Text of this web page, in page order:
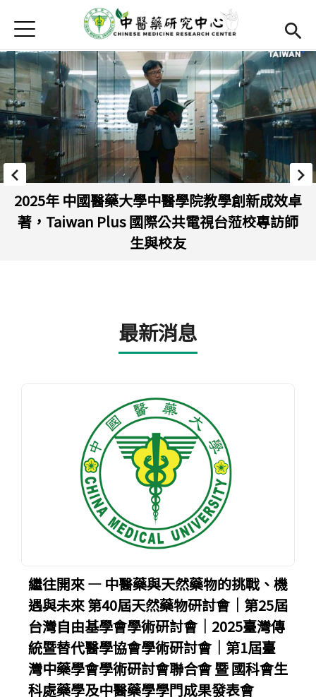
首頁
關於我們
組織架構
團隊成員
Open submenu (發展重點)
發展重點
推動目標
核心設施平台
Jump to Navigation
Jump to Main content
2025年 中國醫藥大學中醫學院教學創新成效卓
著，Taiwan Plus 國際公共電視台蒞校專訪師
生與校友
最新消息
繼往開來 — 中醫藥與天然藥物的挑戰、機
遇與未來 第40屆天然藥物研討會｜第25屆
台灣自由基學會學術研討會｜2025臺灣傳
統暨替代醫學協會學術研討會｜第1屆臺
灣中藥學會學術研討會聯合會 暨 國科會生
科處藥學及中醫藥學學門成果發表會